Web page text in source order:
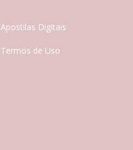
Apostilas Digitais
Termos de Uso